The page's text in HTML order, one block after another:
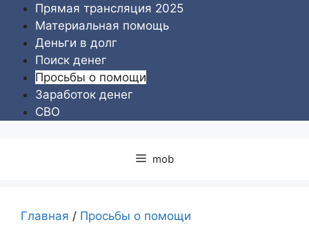
Перейти
содержимому
Прямая трансляция 2025
Материальная помощь
Деньги в долг
Поиск денег
Просьбы о помощи
Заработок денег
СВО
mob
Главная / Просьбы о помощи